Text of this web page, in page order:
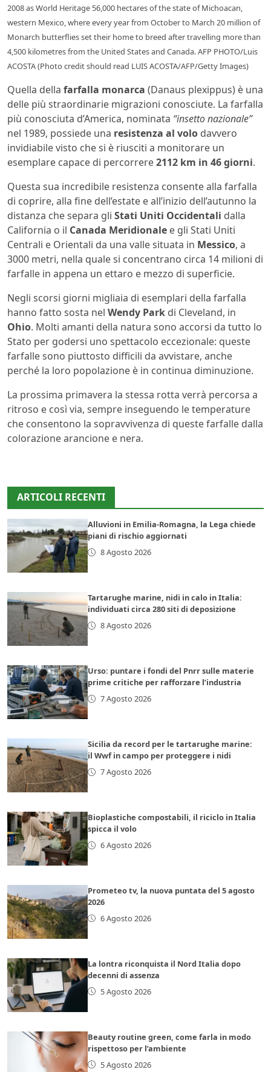
2008 as World Heritage 56,000 hectares of the state of Michoacan,
western Mexico, where every year from October to March 20 million of
Monarch butterflies set their home to breed after travelling more than
4,500 kilometres from the United States and Canada. AFP PHOTO/Luis
ACOSTA (Photo credit should read LUIS ACOSTA/AFP/Getty Images)
Quella della farfalla monarca (Danaus plexippus) è una
delle più straordinarie migrazioni conosciute. La farfalla
più conosciuta d’America, nominata “insetto nazionale”
nel 1989, possiede una resistenza al volo davvero
invidiabile visto che si è riusciti a monitorare un
esemplare capace di percorrere2112 km in 46 giorni.
Questa sua incredibile resistenza consente alla farfalla
di coprire, alla fine dell’estate e all’inizio dell’autunno la
distanza che separa gli Stati Uniti Occidentali dalla
California o il Canada Meridionale e gli Stati Uniti
Centrali e Orientali da una valle situata in Messico, a
3000 metri, nella quale si concentrano circa 14 milioni di
farfalle in appena un ettaro e mezzo di superficie.
Negli scorsi giorni migliaia di esemplari della farfalla
hanno fatto sosta nel Wendy Park di Cleveland, in
Ohio. Molti amanti della natura sono accorsi da tutto lo
Stato per godersi uno spettacolo eccezionale: queste
farfalle sono piuttosto difficili da avvistare, anche
perché la loro popolazione è in continua diminuzione.
La prossima primavera la stessa rotta verrà percorsa a
ritroso e così via, sempre inseguendo le temperature
che consentono la sopravvivenza di queste farfalle dalla
colorazione arancione e nera.
ARTICOLI RECENTI
Alluvioni in Emilia-Romagna, la Lega chiede
piani di rischio aggiornati
8 Agosto 2026
Tartarughe marine, nidi in calo in Italia:
individuati circa 280 siti di deposizione
8 Agosto 2026
Urso: puntare i fondi del Pnrr sulle materie
prime critiche per rafforzare l’industria
7 Agosto 2026
Sicilia da record per le tartarughe marine:
il Wwf in campo per proteggere i nidi
7 Agosto 2026
Bioplastiche compostabili, il riciclo in Italia
spicca il volo
6 Agosto 2026
Prometeo tv, la nuova puntata del 5 agosto
2026
6 Agosto 2026
La lontra riconquista il Nord Italia dopo
decenni di assenza
5 Agosto 2026
Beauty routine green, come farla in modo
rispettoso per l’ambiente
5 Agosto 2026